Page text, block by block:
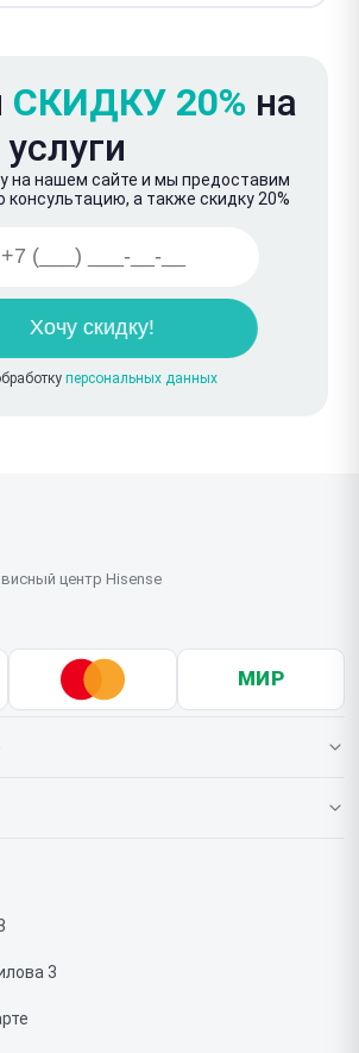
СКИДКУ 20% на
на нашем сайте и мы предоставим
а также скидку 20%
персональных данных
центр Hisense
МИР
оплаты
3